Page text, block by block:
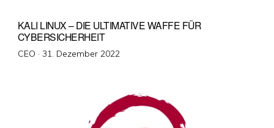
KALI LINUX – DIE ULTIMATIVE WAFFE FÜR
CYBERSICHERHEIT
CEO · Veröffentlicht
31. Dezember 2022